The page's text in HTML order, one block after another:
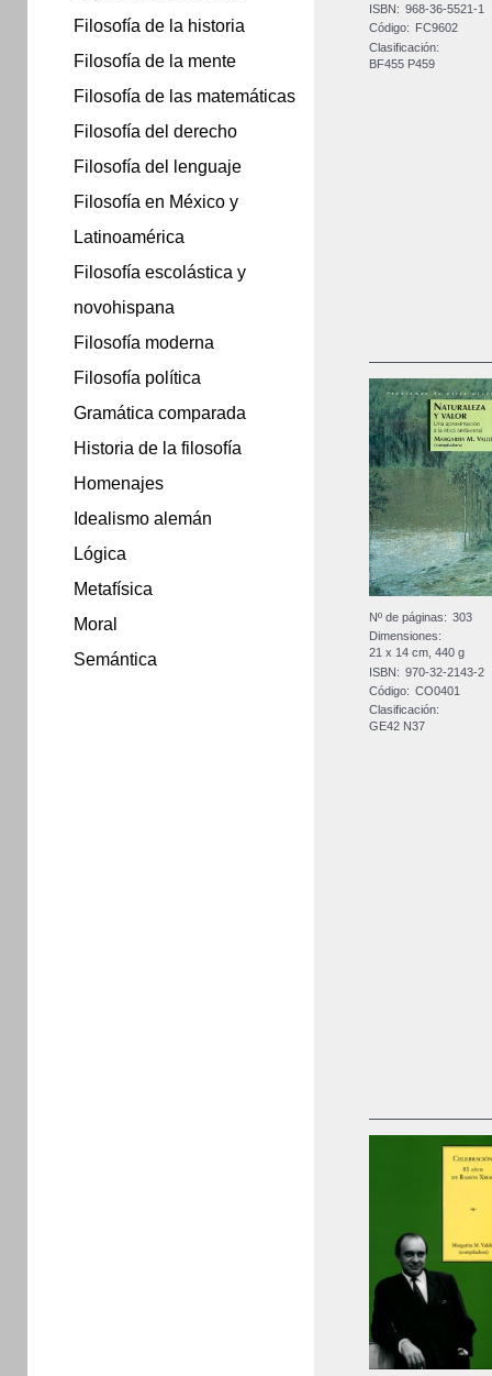
ISBN: 968-36-5521-1
Código:
FC9602
Clasificación:
BF455 P459
Nº de páginas: 303
Dimensiones:
21 x 14 cm, 440 g
ISBN: 970-32-2143-2
Código: CO0401
Clasificación:
GE42 N37
Filosofía de la historia
Filosofía de la mente
Filosofía de las matemáticas
Filosofía del derecho
Filosofía del lenguaje
Filosofía en México y
Latinoamérica
Filosofía escolástica y
novohispana
Filosofía moderna
Filosofía política
Gramática comparada
Historia de la filosofía
Homenajes
Idealismo alemán
Lógica
Metafísica
Moral
Semántica